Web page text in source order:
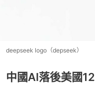
deepseek logo（depseek）
中國AI落後美國